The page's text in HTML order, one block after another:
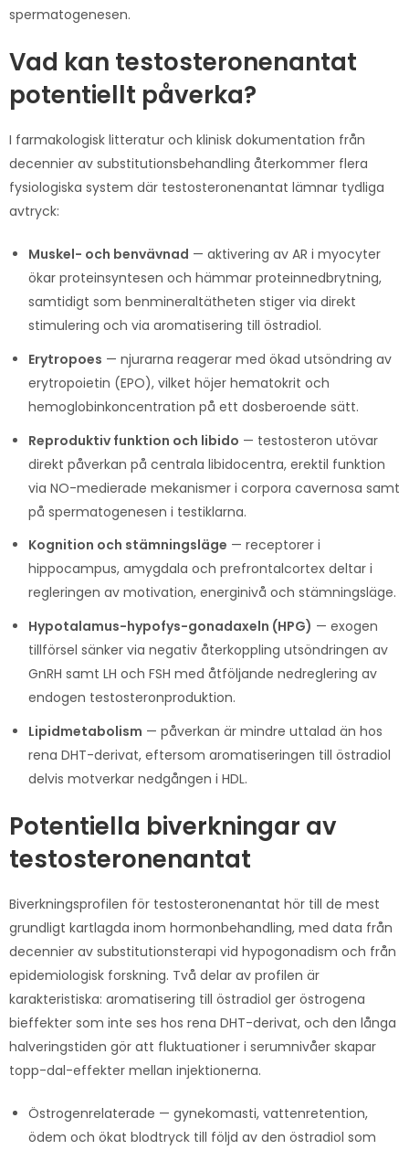
spermatogenesen.
Vad kan testosteronenantat
potentiellt påverka?
I farmakologisk litteratur och klinisk dokumentation från
decennier av substitutionsbehandling återkommer flera
fysiologiska system där testosteronenantat lämnar tydliga
avtryck:
Muskel- och benvävnad — aktivering av AR i myocyter
ökar proteinsyntesen och hämmar proteinnedbrytning,
samtidigt som benmineraltätheten stiger via direkt
stimulering och via aromatisering till östradiol.
Erytropoes — njurarna reagerar med ökad utsöndring av
erytropoietin (EPO), vilket höjer hematokrit och
hemoglobinkoncentration på ett dosberoende sätt.
Reproduktiv funktion och libido — testosteron utövar
direkt påverkan på centrala libidocentra, erektil funktion
via NO-medierade mekanismer i corpora cavernosa samt
på spermatogenesen i testiklarna.
Kognition och stämningsläge — receptorer i
hippocampus, amygdala och prefrontalcortex deltar i
regleringen av motivation, energinivå och stämningsläge.
Hypotalamus-hypofys-gonadaxeln (HPG) — exogen
tillförsel sänker via negativ återkoppling utsöndringen av
GnRH samt LH och FSH med åtföljande nedreglering av
endogen testosteronproduktion.
Lipidmetabolism — påverkan är mindre uttalad än hos
rena DHT-derivat, eftersom aromatiseringen till östradiol
delvis motverkar nedgången i HDL.
Potentiella biverkningar av
testosteronenantat
Biverkningsprofilen för testosteronenantat hör till de mest
grundligt kartlagda inom hormonbehandling, med data från
decennier av substitutionsterapi vid hypogonadism och från
epidemiologisk forskning. Två delar av profilen är
karakteristiska: aromatisering till östradiol ger östrogena
bieffekter som inte ses hos rena DHT-derivat, och den långa
halveringstiden gör att fluktuationer i serumnivåer skapar
topp-dal-effekter mellan injektionerna.
Östrogenrelaterade — gynekomasti, vattenretention,
ödem och ökat blodtryck till följd av den östradiol som